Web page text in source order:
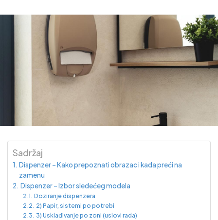
Sadržaj
Dispenzer – Kako prepoznati obrazac i kada preći na
zamenu
Dispenzer – Izbor sledećeg modela
Doziranje dispenzera
2) Papir, sistemi po potrebi
3) Usklađivanje po zoni (uslovi rada)